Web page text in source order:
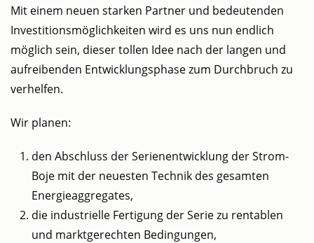
Mit einem neuen starken Partner und bedeutenden
Investitionsmöglichkeiten wird es uns nun endlich
möglich sein, dieser tollen Idee nach der langen und
aufreibenden Entwicklungsphase zum Durchbruch zu
verhelfen.
Wir planen:
den Abschluss der Serienentwicklung der Strom-
Boje mit der neuesten Technik des gesamten
Energieaggregates,
die industrielle Fertigung der Serie zu rentablen
und marktgerechten Bedingungen,